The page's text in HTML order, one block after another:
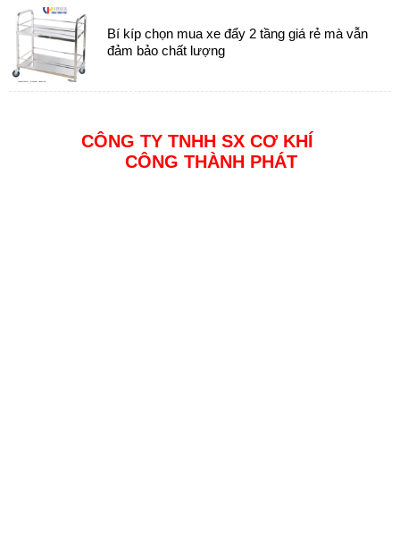
Bí kíp chọn mua xe đẩy 2 tầng giá rẻ mà vẫn
đảm bảo chất lượng
CÔNG TY TNHH SX CƠ KHÍ
CÔNG THÀNH PHÁT